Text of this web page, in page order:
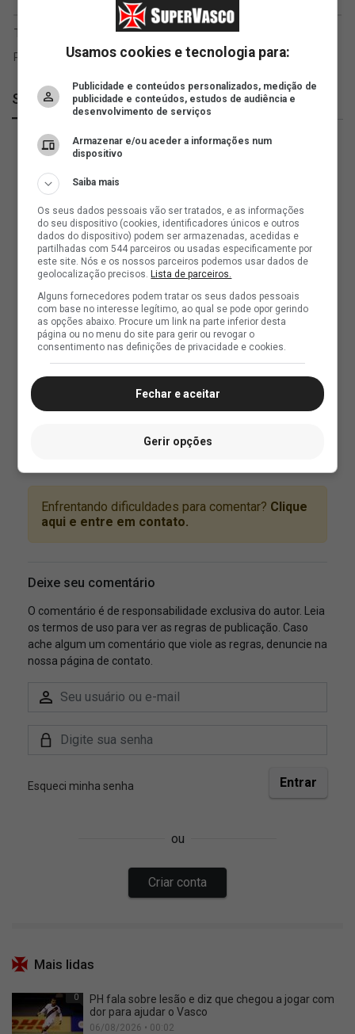
SuperVasco
Mais lidas
0
PH fala sobre lesão e diz que chegou a jogar com
dor para ajudar o Vasco
06/08/2026 • 00:02
Usamos cookies e tecnologia para:
Publicidade e conteúdos personalizados, medição de
publicidade e conteúdos, estudos de audiência e
desenvolvimento de serviços
Armazenar e/ou aceder a informações num
dispositivo
Saiba mais
Os seus dados pessoais vão ser tratados, e as informações
do seu dispositivo (cookies, identificadores únicos e outros
dados do dispositivo) podem ser armazenadas, acedidas e
partilhadas com 544 parceiros ou usadas especificamente por
este site. Nós e os nossos parceiros podemos usar dados de
geolocalização precisos.Lista de parceiros.
Alguns fornecedores podem tratar os seus dados pessoais
com base no interesse legítimo, ao qual se pode opor gerindo
as opções abaixo. Procure um link na parte inferior desta
página ou no menu do site para gerir ou revogar o
consentimento nas definições de privacidade e cookies.
Fechar e aceitar
Gerir opções